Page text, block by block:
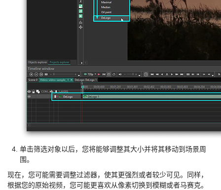
单击筛选对象以后，您将能够调整其大小并将其移动到场景周
围。
现在，您可能需要调整过滤器，使其更强烈或者较少可见。同样，
根据您的原始视频，您可能更喜欢从像素切换到模糊或者马赛克。